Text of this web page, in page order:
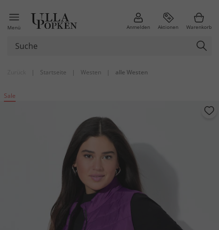
Menü Anmelden Aktionen Warenkorb
| Startseite | Westen | alle Westen
Sale